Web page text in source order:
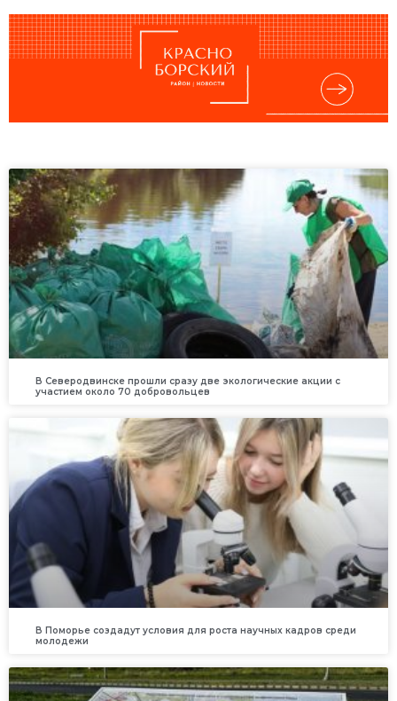
В Северодвинске прошли сразу две экологические акции с
участием около 70 добровольцев
В Поморье создадут условия для роста научных кадров среди
молодежи